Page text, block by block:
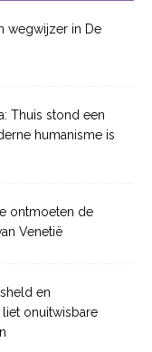
wegwijzer in De
Thuis stond een
humanisme is
ontmoeten de
Venetië
en
onuitwisbare